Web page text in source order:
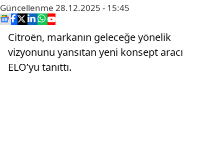
Güncellenme 28.12.2025 - 15:45
Citroën, markanın geleceğe yönelik
vizyonunu yansıtan yeni konsept aracı
ELO’yu tanıttı.